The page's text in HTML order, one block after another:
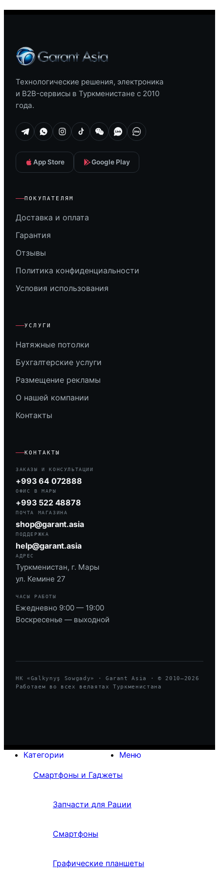
Технологические решения, электроника
и B2B-сервисы в Туркменистане с 2010
года.
App Store Google Play
ПОКУПАТЕЛЯМ
Доставка и оплата
Гарантия
Отзывы
Политика конфиденциальности
Условия использования
УСЛУГИ
Натяжные потолки
Бухгалтерские услуги
Размещение рекламы
О нашей компании
Контакты
КОНТАКТЫ
ЗАКАЗЫ И КОНСУЛЬТАЦИИ
+993 64 072888
ОФИС В МАРЫ
+993 522 48878
ПОЧТА МАГАЗИНА
shop@garant.asia
ПОДДЕРЖКА
help@garant.asia
АДРЕС
Туркменистан, г. Мары
ул. Кемине 27
ЧАСЫ РАБОТЫ
Ежедневно 9:00 — 19:00
Воскресенье — выходной
HK «Galkynyş Sowgady» · Garant Asia · © 2010—2026
Работаем во всех велаятах Туркменистана
Меню
Категории
Смартфоны и Гаджеты
Запчасти для Рации
Смартфоны
Графические планшеты